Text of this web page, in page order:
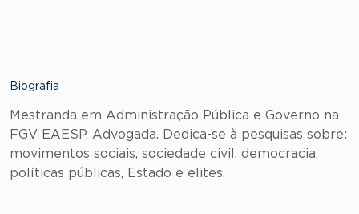
Biografia
Mestranda em Administração Pública e Governo na
FGV EAESP. Advogada. Dedica-se à pesquisas sobre:
movimentos sociais, sociedade civil, democracia,
políticas públicas, Estado e elites.